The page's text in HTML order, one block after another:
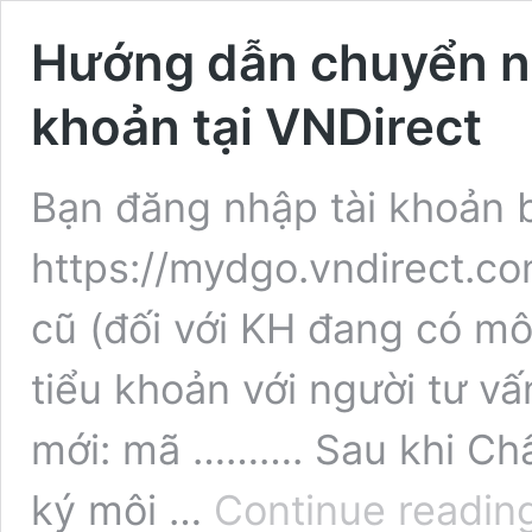
Hướng dẫn chuyển
khoản tại VNDirect
Bạn đăng nhập tài khoản
https://
cũ (đối với KH đang có
tiểu khoản với người tư
mới: mã ………. Sau khi
ký môi … Continue